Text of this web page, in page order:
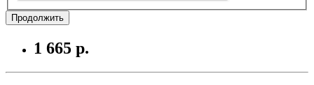
Продолжить
1 665 р.